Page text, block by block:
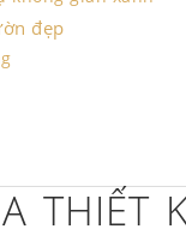
đẹp
THIẾT